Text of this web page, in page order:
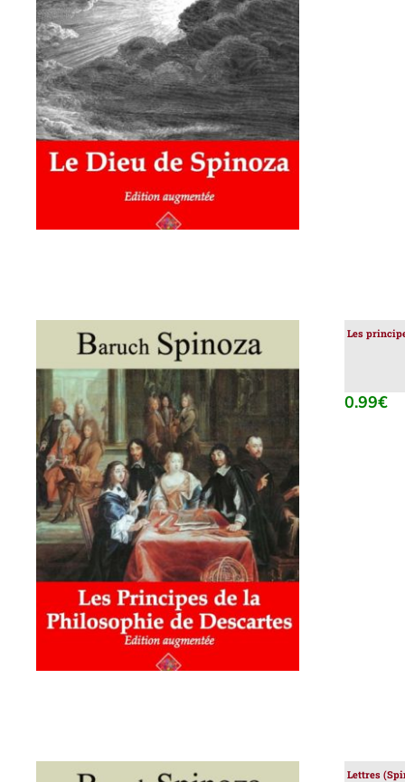
AJOUTER AU PANIER / DÉTAILS
AJOUTER AU PANIER / DÉTAILS
Les
0.99€
Lettres